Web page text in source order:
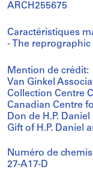
ARCH255675
Caractéristiques
- The
Mention de crédit:
Van Ginkel
Collection Centre
Canadian Centre
Don de H.P.
Gift of H.P. Daniel
Numéro de
27-A17-D